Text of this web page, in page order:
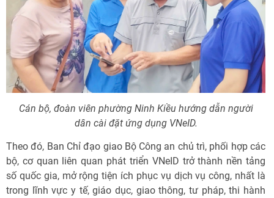
Cán bộ, đoàn viên phường Ninh Kiều hướng dẫn người
dân cài đặt ứng dụng VNeID.
Theo đó, Ban Chỉ đạo giao Bộ Công an chủ trì, phối hợp các
bộ, cơ quan liên quan phát triển VNeID trở thành nền tảng
số quốc gia, mở rộng tiện ích phục vụ dịch vụ công, nhất là
trong lĩnh vực y tế, giáo dục, giao thông, tư pháp, thi hành